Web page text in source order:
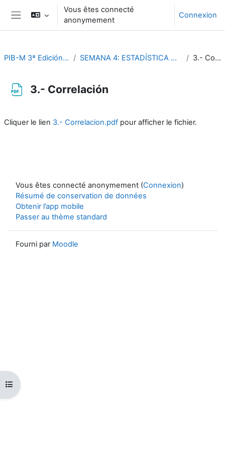
Passer au contenu principal
Panneau latéral
Vous êtes connecté
anonymement
Connexion
Ouvrir l’index du cours
PIB-M 3ª Edición (fase práctica) SEMANA 4: ESTADÍSTICA CLIMATOLÓGICA CON R 3.- Correlación
3.- Correlación
Cliquer le lien 3.- Correlacion.pdf pour afficher le fichier.
Vous êtes connecté anonymement (Connexion)
Résumé de conservation de données
Obtenir l’app mobile
Passer au thème standard
Fourni par Moodle